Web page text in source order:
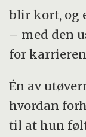
blir kort, og
– med den
for
Én av
hvordan
til at hun